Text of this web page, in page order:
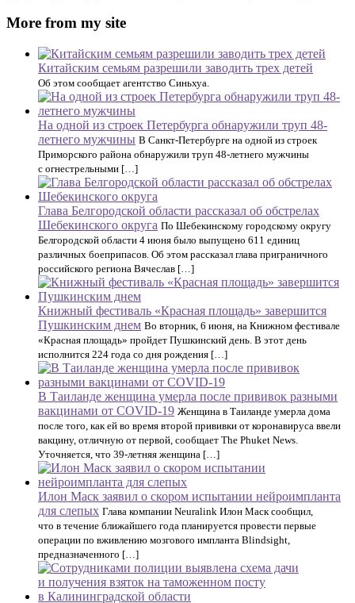
More from my site
Китайским семьям разрешили заводить трех детей
Об этом сообщает агентство Синьхуа.
На одной из строек Петербурга обнаружили труп 48-
летнего мужчины В Санкт-Петербурге на одной из строек
Приморского района обнаружили труп 48-летнего мужчины
с огнестрельными […]
Глава Белгородской области рассказал об обстрелах
Шебекинского округа По Шебекинскому городскому округу
Белгородской области 4 июня было выпущено 611 единиц
различных боеприпасов. Об этом рассказал глава приграничного
российского региона Вячеслав […]
Книжный фестиваль «Красная площадь» завершится
Пушкинским днем Во вторник, 6 июня, на Книжном фестивале
«Красная площадь» пройдет Пушкинский день. В этот день
исполнится 224 года со дня рождения […]
В Таиланде женщина умерла после прививок разными
вакцинами от COVID-19 Женщина в Таиланде умерла дома
после того, как ей во время второй прививки от коронавируса ввели
вакцину, отличную от первой, сообщает The Phuket News.
Уточняется, что 39-летняя женщина […]
Илон Маск заявил о скором испытании нейроимпланта
для слепых Глава компании Neuralink Илон Маск сообщил,
что в течение ближайшего года планируется провести первые
операции по вживлению мозгового импланта Blindsight,
предназначенного […]